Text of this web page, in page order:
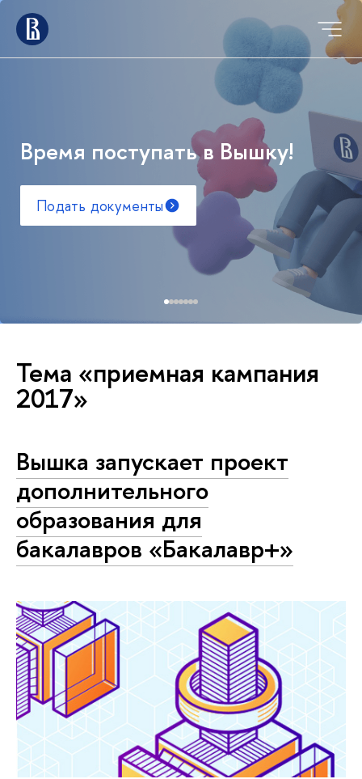
Время поступать в Вышку!
Подать документы
Тема «приемная кампания
2017»
Вышка запускает проект
дополнительного
образования для
бакалавров «Бакалавр+»